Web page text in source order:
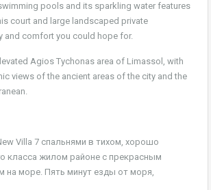
pools and its sparkling water features
court and large landscaped private
and comfort you could hope for.
Agios Tychonas area of Limassol, with
views of the ancient areas of the city and the
Villa 7 спальнями в тихом, хорошо
класса жилом районе с прекрасным
на море. Пять минут езды от моря,